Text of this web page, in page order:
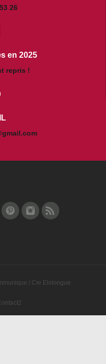
26
en 2025
repris !
Vimeo PinterestInstagram
/ Cie Elolongue